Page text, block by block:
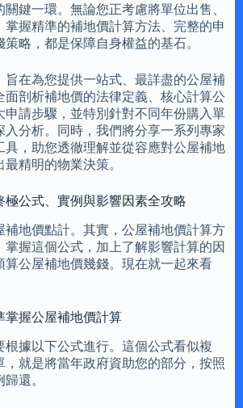
鍵一環。無論您正考慮將單位出售、
掌握精準的補地價計算方法、完整的申
略，都是保障自身權益的基石。
旨在為您提供一站式、最詳盡的公屋補
面剖析補地價的法律定義、核心計算公
申請步驟，並特別針對不同年份購入單
入分析。同時，我們將分享一系列專家
具，助您透徹理解並從容應對公屋補地
精明的物業決策。
極公式、實例與影響因素全攻略
補地價點計。其實，公屋補地價計算方
握這個公式，加上了解影響計算的因
算公屋補地價幾錢。現在就一起來看
掌握公屋補地價計算
根據以下公式進行。這個公式看似複
，就是將當年政府資助您的部分，按照
還。